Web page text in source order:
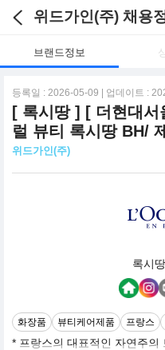
위드가인(주) 채용
브랜드정보
등록일 : 2026-05-09 | 업데이트 :
[ 록시땅 ] [ 더현대
럴 뷰티 록시땅 BH/
위드가인(주)
록시
화장품 뷰티케어제품 프랑스
* 프랑스의 대표적인 자연주의